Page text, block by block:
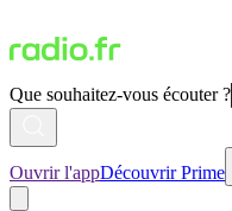
Que souhaitez-vous écouter ?
Ouvrir l'appDécouvrir Prime